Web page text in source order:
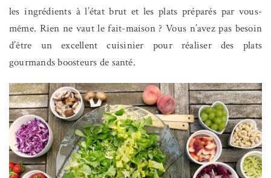
les ingrédients à l’état brut et les plats préparés par vous-
même. Rien ne vaut le fait-maison ? Vous n’avez pas besoin
d’être un excellent cuisinier pour réaliser des plats
gourmands boosteurs de santé.